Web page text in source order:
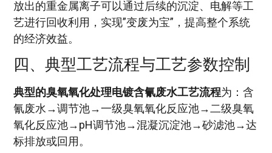
放出的重金属离子可以通过后续的沉淀、电解等工
艺进行回收利用，实现”变废为宝”，提高整个系统
的经济效益。
四、典型工艺流程与工艺参数控制
典型的臭氧氧化处理电镀含氰废水工艺流程为：含
氰废水→调节池→一级臭氧氧化反应池→二级臭氧
氧化反应池→pH调节池→混凝沉淀池→砂滤池→达
标排放或回用。